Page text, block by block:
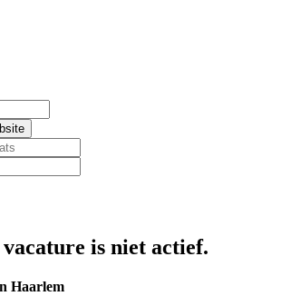
vacature is niet actief.
Haarlem